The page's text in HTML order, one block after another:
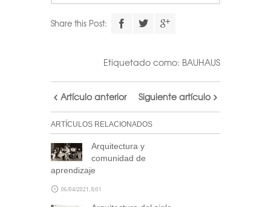
Share this Post:
Etiquetado como: BAUHAUS
Artículo anterior Siguiente artículo
ARTÍCULOS RELACIONADOS
Arquitectura y
comunidad de
aprendizaje
06/04/2021, 8:01